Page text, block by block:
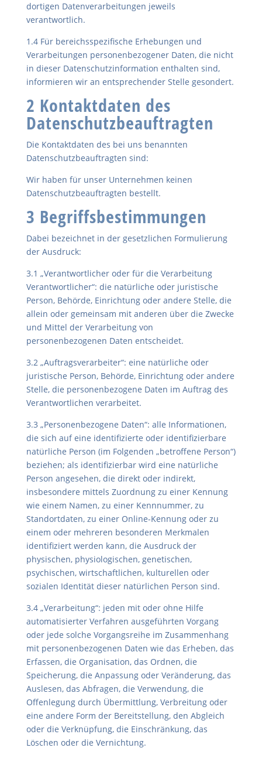
dortigen Datenverarbeitungen jeweils
verantwortlich.
1.4 Für bereichsspezifische Erhebungen und
Verarbeitungen personenbezogener Daten, die nicht
in dieser Datenschutzinformation enthalten sind,
informieren wir an entsprechender Stelle gesondert.
2 Kontaktdaten des
Datenschutzbeauftragten
Die Kontaktdaten des bei uns benannten
Datenschutzbeauftragten sind:
Wir haben für unser Unternehmen keinen
Datenschutzbeauftragten bestellt.
3 Begriffsbestimmungen
Dabei bezeichnet in der gesetzlichen Formulierung
der Ausdruck:
3.1 „Verantwortlicher oder für die Verarbeitung
Verantwortlicher“: die natürliche oder juristische
Person, Behörde, Einrichtung oder andere Stelle, die
allein oder gemeinsam mit anderen über die Zwecke
und Mittel der Verarbeitung von
personenbezogenen Daten entscheidet.
3.2 „Auftragsverarbeiter“: eine natürliche oder
juristische Person, Behörde, Einrichtung oder andere
Stelle, die personenbezogene Daten im Auftrag des
Verantwortlichen verarbeitet.
3.3 „Personenbezogene Daten“: alle Informationen,
die sich auf eine identifizierte oder identifizierbare
natürliche Person (im Folgenden „betroffene Person“)
beziehen; als identifizierbar wird eine natürliche
Person angesehen, die direkt oder indirekt,
insbesondere mittels Zuordnung zu einer Kennung
wie einem Namen, zu einer Kennnummer, zu
Standortdaten, zu einer Online-Kennung oder zu
einem oder mehreren besonderen Merkmalen
identifiziert werden kann, die Ausdruck der
physischen, physiologischen, genetischen,
psychischen, wirtschaftlichen, kulturellen oder
sozialen Identität dieser natürlichen Person sind.
3.4 „Verarbeitung“: jeden mit oder ohne Hilfe
automatisierter Verfahren ausgeführten Vorgang
oder jede solche Vorgangsreihe im Zusammenhang
mit personenbezogenen Daten wie das Erheben, das
Erfassen, die Organisation, das Ordnen, die
Speicherung, die Anpassung oder Veränderung, das
Auslesen, das Abfragen, die Verwendung, die
Offenlegung durch Übermittlung, Verbreitung oder
eine andere Form der Bereitstellung, den Abgleich
oder die Verknüpfung, die Einschränkung, das
Löschen oder die Vernichtung.